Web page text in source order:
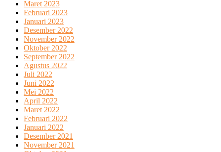
Maret 2023
Februari 2023
Januari 2023
Desember 2022
November 2022
Oktober 2022
September 2022
Agustus 2022
Juli 2022
Juni 2022
Mei 2022
April 2022
Maret 2022
Februari 2022
Januari 2022
Desember 2021
November 2021